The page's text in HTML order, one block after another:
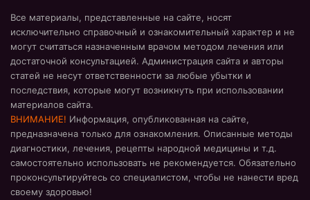
Все материалы, представленные на сайте, носят
исключительно справочный и ознакомительный характер и не
могут считаться назначенным врачом методом лечения или
достаточной консультацией. Администрация сайта и авторы
статей не несут ответственности за любые убытки и
последствия, которые могут возникнуть при использовании
материалов сайта.
ВНИМАНИЕ! Информация, опубликованная на сайте,
предназначена только для ознакомления. Описанные методы
диагностики, лечения, рецепты народной медицины и т.д.
самостоятельно использовать не рекомендуется. Обязательно
проконсультируйтесь со специалистом, чтобы не нанести вред
своему здоровью!